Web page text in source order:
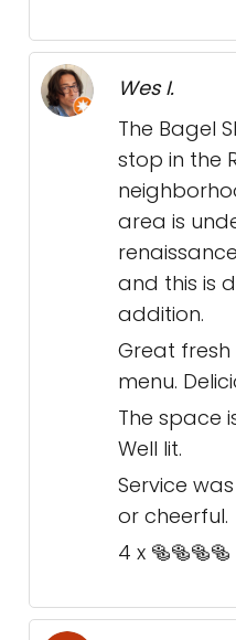
Wes I.
The Bagel
stop in the
area is
and this is
addition.
Great
menu.
The space
Well lit.
Service
or cheerful.
4 x 🥯🥯🥯🥯